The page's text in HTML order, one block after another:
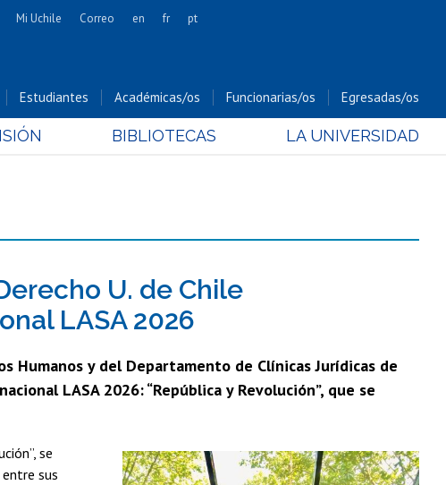
Cs. Forestales y Conservación
Cs. Sociales
Estudios Internacionales
Bachillerato
Mi Uchile Correo en fr pt
Estudiantes Académicas/os Funcionarias/os Egresadas/os
BIBLIOTECAS LA UNIVERSIDAD
U. de Chile
LASA 2026
Humanos y del Departamento de Clínicas Jurídicas de
LASA 2026: “República y Revolución”, que se
se
sus